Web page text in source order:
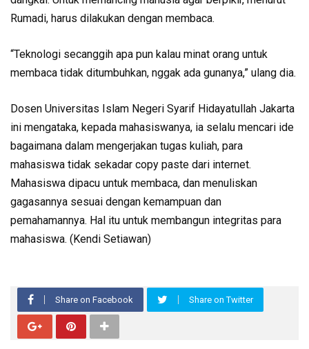
Rumadi, harus dilakukan dengan membaca.
“Teknologi secanggih apa pun kalau minat orang untuk
membaca tidak ditumbuhkan, nggak ada gunanya,” ulang dia.
Dosen Universitas Islam Negeri Syarif Hidayatullah Jakarta
ini mengataka, kepada mahasiswanya, ia selalu mencari ide
bagaimana dalam mengerjakan tugas kuliah, para
mahasiswa tidak sekadar copy paste dari internet.
Mahasiswa dipacu untuk membaca, dan menuliskan
gagasannya sesuai dengan kemampuan dan
pemahamannya. Hal itu untuk membangun integritas para
mahasiswa. (Kendi Setiawan)
Share on Facebook Share on Twitter